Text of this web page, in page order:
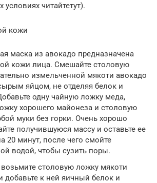
читайтетут).
кожи
маска из авокадо предназначена
кожи лица. Смешайте столовую
измельченной мякоти авокадо
яйцом, не отделяя белок и
одну чайную ложку меда,
хорошего майонеза и столовую
муки без горки. Очень хорошо
получившуюся массу и оставьте ее
20 минут, после чего смойте
водой, чтобы сузить поры.
столовую ложку мякоти
добавьте к ней яичный белок и